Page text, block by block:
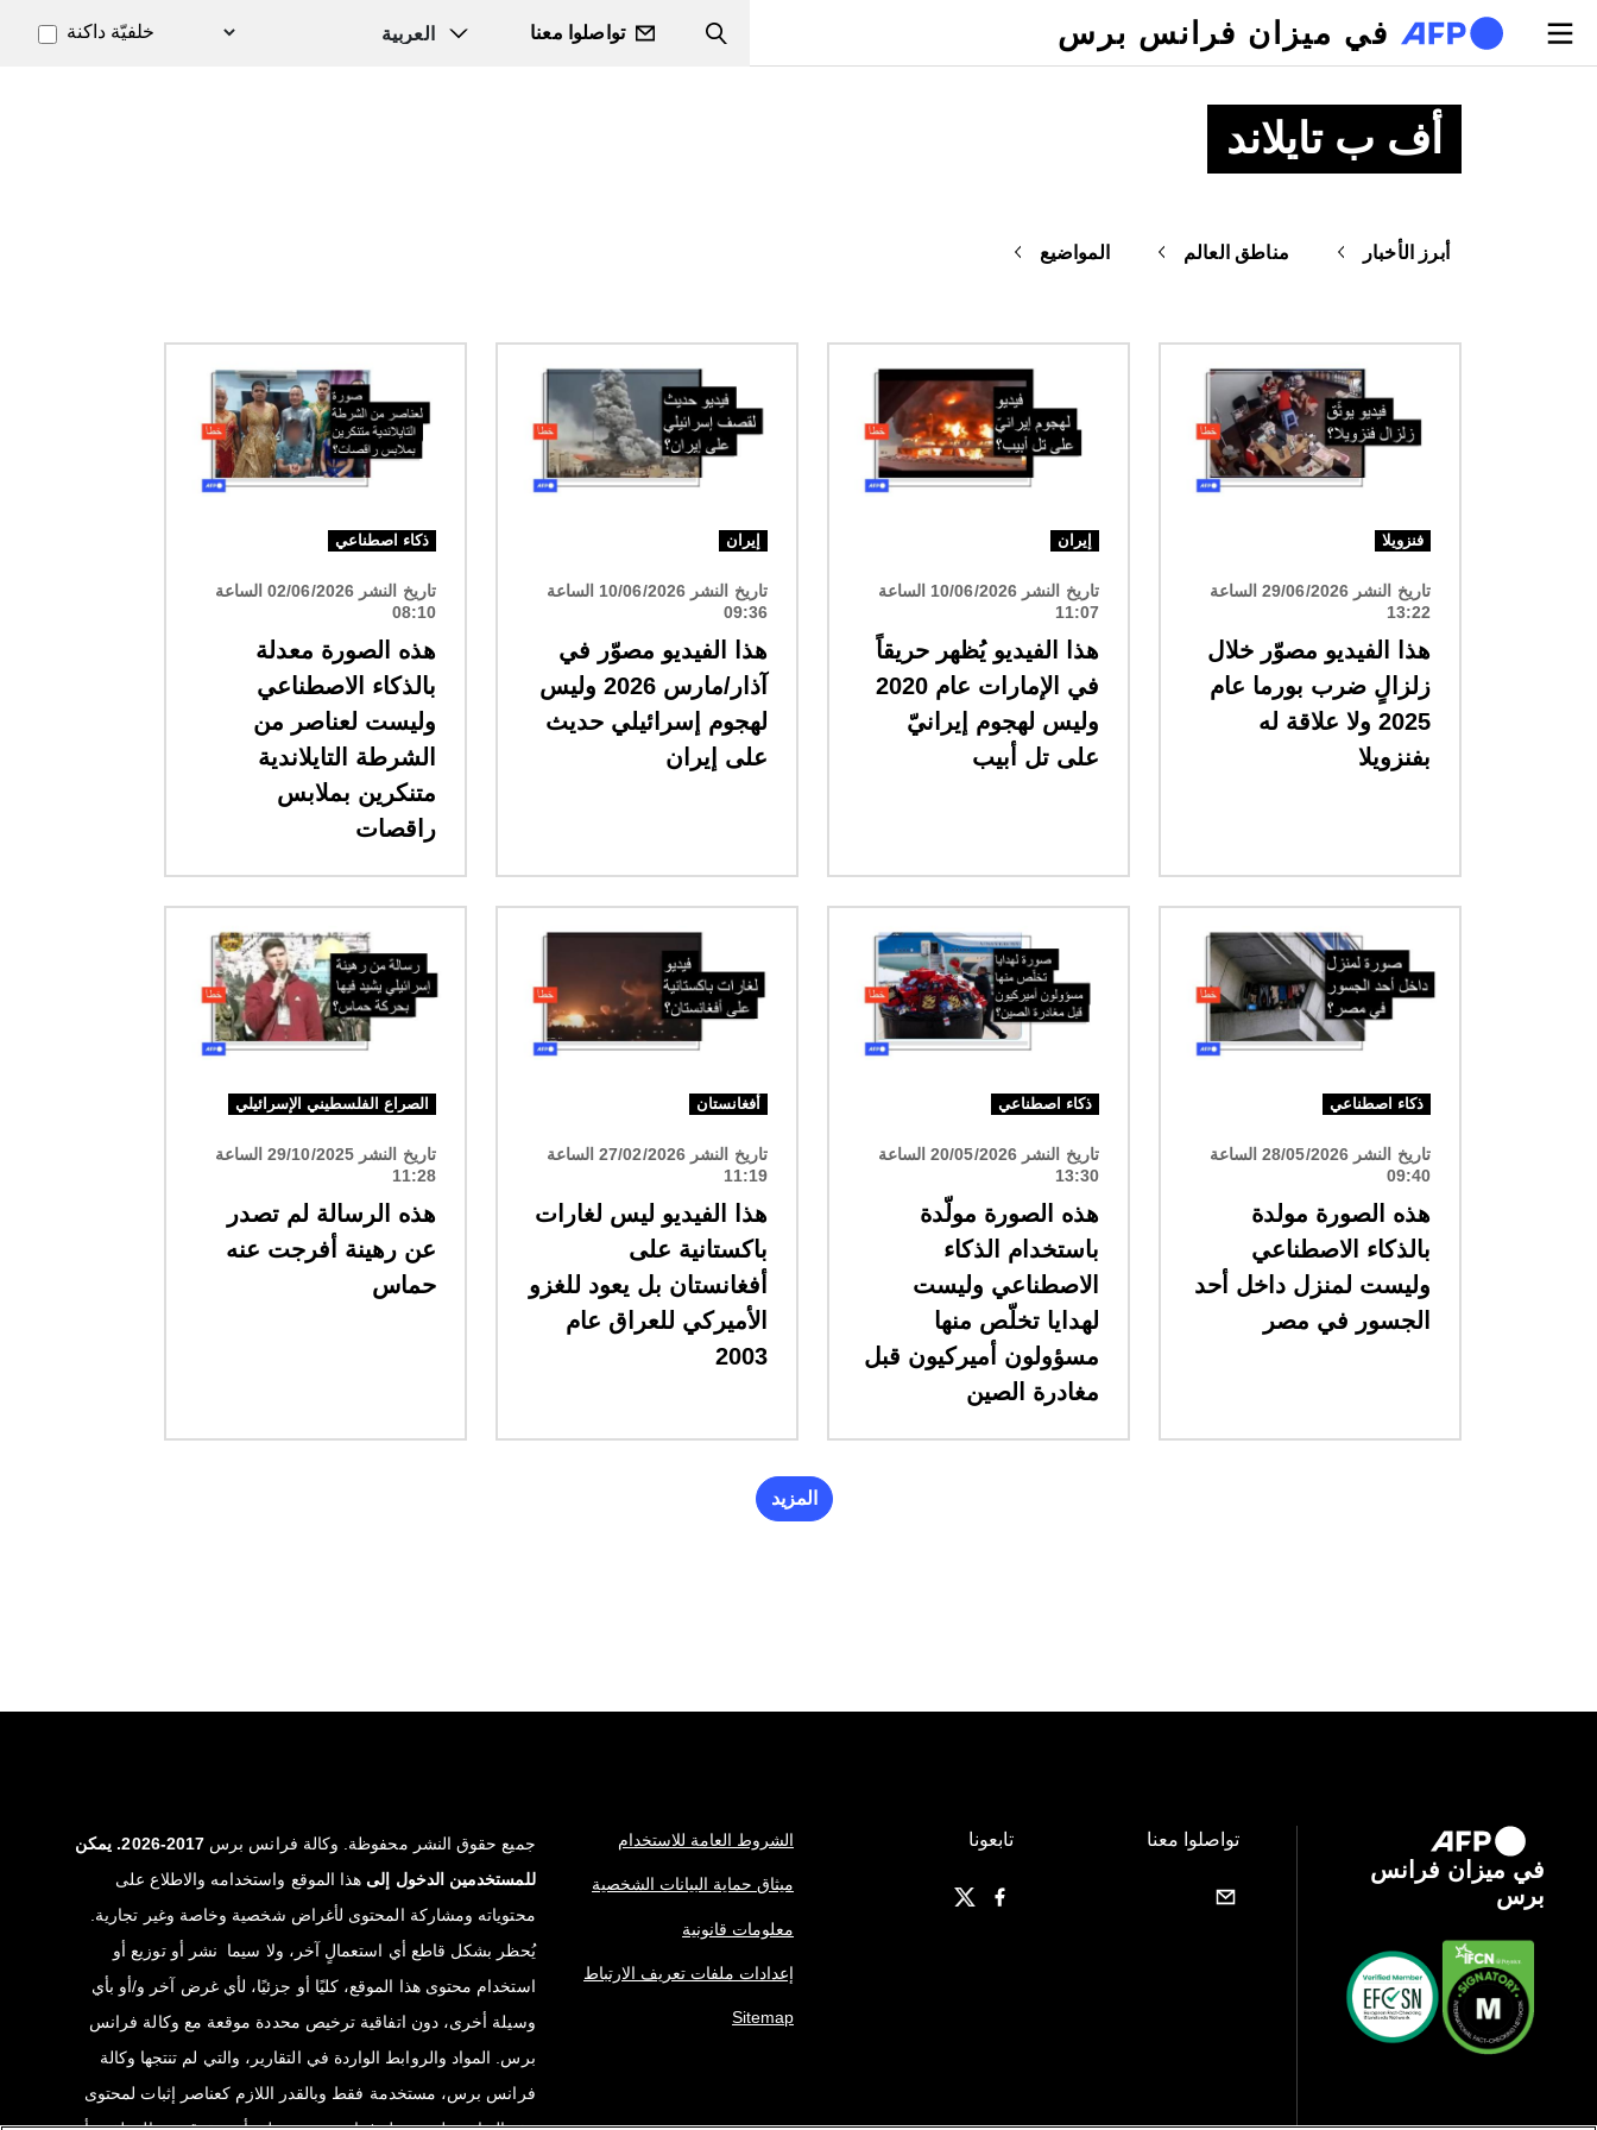
تجاوز إلى المحتوى الرئيسي
في ميزان فرانس برس Search
تواصلوا معنا خلفيّة داكنة
أف ب تايلاند
أبرز الأخبار مناطق العالم المواضيع
فنزويلا
تاريخ النشر 29/06/2026 الساعة
13:22
هذا الفيديو مصوّر خلال
زلزالٍ ضرب بورما عام
2025 ولا علاقة له
بفنزويلا
إيران
تاريخ النشر 10/06/2026 الساعة
11:07
هذا الفيديو يُظهر حريقاً
في الإمارات عام 2020
وليس لهجوم إيرانيّ
على تل أبيب
إيران
تاريخ النشر 10/06/2026 الساعة
09:36
هذا الفيديو مصوّر في
آذار/مارس 2026 وليس
لهجوم إسرائيلي حديث
على إيران
ذكاء اصطناعي
تاريخ النشر 02/06/2026 الساعة
08:10
هذه الصورة معدلة
بالذكاء الاصطناعي
وليست لعناصر من
الشرطة التايلاندية
متنكرين بملابس
راقصات
ذكاء اصطناعي
تاريخ النشر 28/05/2026 الساعة
09:40
هذه الصورة مولدة
بالذكاء الاصطناعي
وليست لمنزل داخل أحد
الجسور في مصر
ذكاء اصطناعي
تاريخ النشر 20/05/2026 الساعة
13:30
هذه الصورة مولّدة
باستخدام الذكاء
الاصطناعي وليست
لهدايا تخلّص منها
مسؤولون أميركيون قبل
مغادرة الصين
أفغانستان
تاريخ النشر 27/02/2026 الساعة
11:19
هذا الفيديو ليس لغارات
باكستانية على
أفغانستان بل يعود للغزو
الأميركي للعراق عام
2003
الصراع الفلسطيني الإسرائيلي
تاريخ النشر 29/10/2025 الساعة
11:28
هذه الرسالة لم تصدر
عن رهينة أفرجت عنه
حماس
المزيد
في ميزان فرانس
برس
تواصلوا معنا تابعونا الشروط العامة للاستخدام
ميثاق حماية البيانات الشخصية
معلومات قانونية
إعدادات ملفات تعريف الارتباط
Sitemap
جميع حقوق النشر محفوظة. وكالة فرانس برس
2017-2026. يمكن
للمستخدمين الدخول إلى هذا الموقع واستخدامه والاطلاع على
محتوياته ومشاركة المحتوى لأغراض شخصية وخاصة وغير تجارية.
يُحظر بشكل قاطع أي استعمالٍ آخر، ولا سيما نشر أو توزيع أو
استخدام محتوى هذا الموقع، كليًا أو جزئيًا، لأي غرض آخر و/أو بأي
وسيلة أخرى، دون اتفاقية ترخيص محددة موقعة مع وكالة فرانس
برس. المواد والروابط الواردة في التقارير، والتي لم تنتجها وكالة
فرانس برس، مستخدمة فقط وبالقدر اللازم كعناصر إثبات لمحتوى